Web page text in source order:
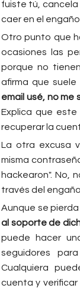
fuiste tú, cancela
caer en el engaño
Otro punto que
ocasiones las
porque no
afirma que
email usé, no me
Explica que
recuperar la
La otra excusa
misma
hackearon". No,
través del engaño.
Aunque se
al soporte de
puede hacer
seguidores
Cualquiera
cuenta y